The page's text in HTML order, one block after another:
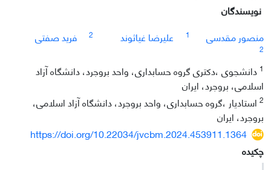
نویسندگان
منصور مقدسی
1 علیرضا غیاثوند 2 فرید صفتی
2
1 دانشجوی ،دکتری گروه حسابداری، واحد بروجرد، دانشگاه آزاد
اسلامی، بروجرد، ایران
2 استادیار ،گروه حسابداری، واحد بروجرد، دانشگاه آزاد اسلامی،
بروجرد، ایران
https://doi.org/10.22034/jvcbm.2024.453911.1364
چکیده